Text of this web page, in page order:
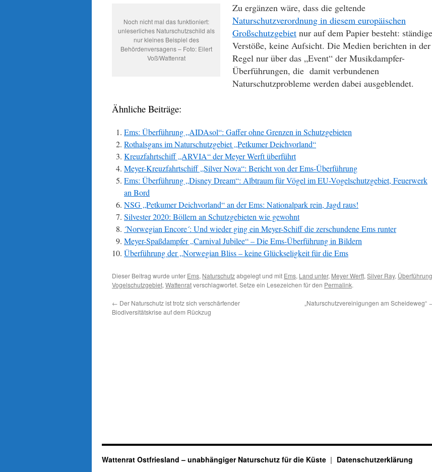
Noch nicht mal das funktioniert:
unleserliches Naturschutzschild als
nur kleines Beispiel des
Behördenversagens – Foto: Eilert
Voß/Wattenrat
Zu ergänzen wäre, dass die geltende
Naturschutzverordnung in diesem europäischen
Großschutzgebiet nur auf dem Papier besteht: ständige
Verstöße, keine Aufsicht. Die Medien berichten in der
Regel nur über das „Event“ der Musikdampfer-
Überführungen, die damit verbundenen
Naturschutzprobleme werden dabei ausgeblendet.
Ähnliche Beiträge:
Ems: Überführung „AIDAsol“: Gaffer ohne Grenzen in Schutzgebieten
Rothalsgans im Naturschutzgebiet „Petkumer Deichvorland“
Kreuzfahrtschiff „ARVIA“ der Meyer Werft überführt
Meyer-Kreuzfahrtschiff „Silver Nova“: Bericht von der Ems-Überführung
Ems: Überführung „Disney Dream“: Albtraum für Vögel im EU-Vogelschutzgebiet, Feuerwerk
an Bord
NSG „Petkumer Deichvorland“ an der Ems: Nationalpark rein, Jagd raus!
Silvester 2020: Böllern an Schutzgebieten wie gewohnt
´Norwegian Encore´: Und wieder ging ein Meyer-Schiff die zerschundene Ems runter
Meyer-Spaßdampfer „Carnival Jubilee“ – Die Ems-Überführung in Bildern
Überführung der „Norwegian Bliss – keine Glückseligkeit für die Ems
Dieser Beitrag wurde unter Ems, Naturschutzabgelegt und mit Ems, Land unter, Meyer Werft, Silver Ray, Überführung
Vogelschutzgebiet, Wattenratverschlagwortet. Setze ein Lesezeichen für den Permalink.
← Der Naturschutz ist trotz sich verschärfender
Biodiversitätskrise auf dem Rückzug
„Naturschutzvereinigungen am Scheideweg“
Wattenrat Ostfriesland – unabhängiger Naturschutz für die Küste Datenschutzerklärung